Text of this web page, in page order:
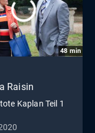
48 min
Raisin
Kaplan Teil 1